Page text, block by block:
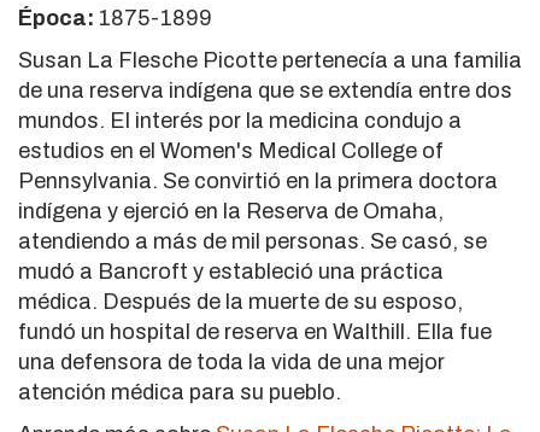
Época: 1875-1899
Susan La Flesche Picotte pertenecía a una familia
de una reserva indígena que se extendía entre dos
mundos. El interés por la medicina condujo a
estudios en el Women's Medical College of
Pennsylvania. Se convirtió en la primera doctora
indígena y ejerció en la Reserva de Omaha,
atendiendo a más de mil personas. Se casó, se
mudó a Bancroft y estableció una práctica
médica. Después de la muerte de su esposo,
fundó un hospital de reserva en Walthill. Ella fue
una defensora de toda la vida de una mejor
atención médica para su pueblo.